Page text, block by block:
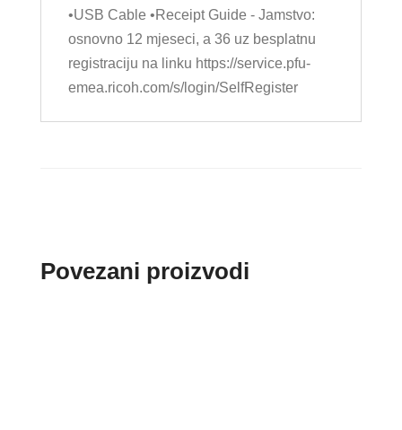
•USB Cable •Receipt Guide - Jamstvo:
osnovno 12 mjeseci, a 36 uz besplatnu
registraciju na linku https://service.pfu-
emea.ricoh.com/s/login/SelfRegister
Povezani proizvodi